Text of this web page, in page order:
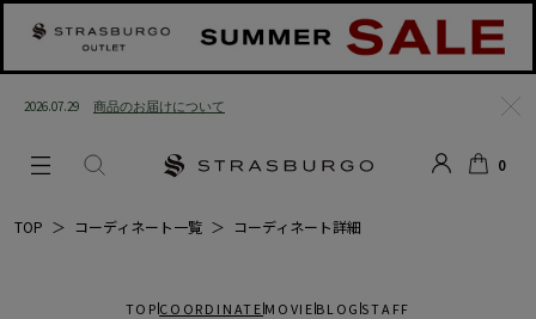
2026.07.29 商品のお届けについて
る
0
TOP ＞ コーディネート一覧 ＞ コーディネート詳細
TOP COORDINATE MOVIE BLOG STAFF